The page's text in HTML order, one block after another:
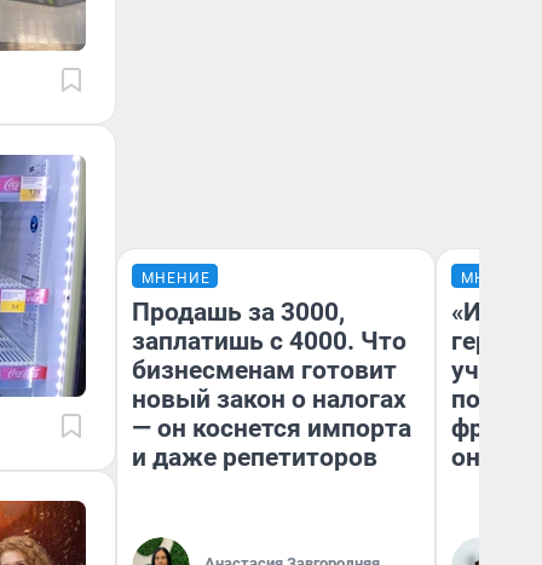
МНЕНИЕ
Продашь за 3000,
заплатишь с 4000. Что
бизнесменам готовит
новый закон о налогах
— он коснется импорта
и даже репетиторов
МНЕНИЕ
герои
учит
она